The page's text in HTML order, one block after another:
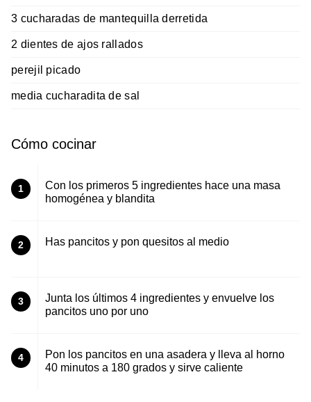
3 cucharadas de mantequilla derretida
2 dientes de ajos rallados
perejil picado
media cucharadita de sal
Cómo cocinar
1
Con los primeros 5 ingredientes hace una masa
homogénea y blandita
2 Has pancitos y pon quesitos al medio
3
Junta los últimos 4 ingredientes y envuelve los
pancitos uno por uno
4
Pon los pancitos en una asadera y lleva al horno
40 minutos a 180 grados y sirve caliente